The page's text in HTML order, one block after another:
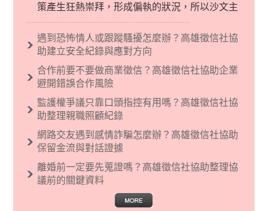
策產生狂熱崇拜，形成偏執的狀況，所以沙文主
義後來就被拿來暗指偏見和歧視，而且有沙文主
義傾向的人，通常對於自己的國家和民族有超強
烈的卓越感，因而瞧不起其他國家的人，所以沙
現了男性沙文…
遇到恐怖情人或跟蹤騷擾怎麼辦？高雄徵信社協
助建立安全紀錄與應對方向
合作前要不要做商業徵信？高雄徵信社協助企業
避開錯誤合作風險
監護權爭議只靠口頭指控有用嗎？高雄徵信社協
助整理親職照顧紀錄
網路交友遇到感情詐騙怎麼辦？高雄徵信社協助
保留金流與對話證據
離婚前一定要先蒐證嗎？高雄徵信社協助整理協
議前的關鍵資料